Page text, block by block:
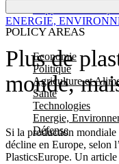
POLICY AREAS
Economie
Politique
Agriculture et
Santé
Technologies
Energie,
Défense
Plus de
monde,
Si la production mondiale
décline en Europe, selon
PlasticsEurope. Un
ENERGIE,